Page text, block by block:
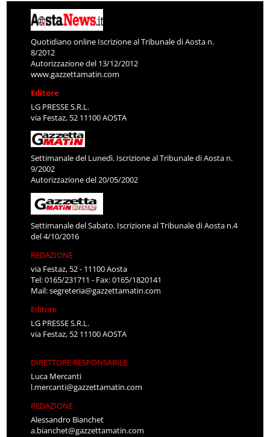
Quotidiano online Iscrizione al Tribunale di Aosta n.
8/2012
Autorizzazione del 13/12/2012
www.gazzettamatin.com
Editore
LG PRESSE S.R.L.
via Festaz, 52 11100 AOSTA
Settimanale del Lunedì. Iscrizione al Tribunale di Aosta n.
9/2002
Autorizzazione del 20/05/2002
Settimanale del Sabato. Iscrizione al Tribunale di Aosta n.4
del 4/10/2016
REDAZIONE
via Festaz, 52 - 11100 Aosta
Tel: 0165/231711 - Fax: 0165/1820141
Mail:segreteria@gazzettamatin.com
Editore
LG PRESSE S.R.L.
via Festaz, 52 11100 AOSTA
DIRETTORE RESPONSABILE
Luca Mercanti
l.mercanti@gazzettamatin.com
REDAZIONE
Alessandro Bianchet
a.bianchet@gazzettamatin.com